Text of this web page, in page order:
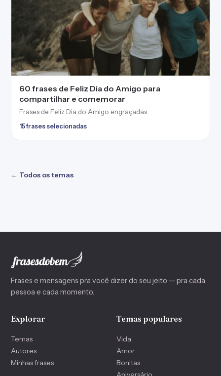
60 frases de Feliz Dia do Amigo para
compartilhar e comemorar
Frases de Feliz Dia do Amigo engraçadas
15 frases selecionadas
← Todos os temas
Frases e mensagens pra você dizer do seu jeito — pra cada
pessoa e cada momento.
Explorar
Temas
Autores
Minhas frases
Temas populares
Vida
Amor
Bonitas